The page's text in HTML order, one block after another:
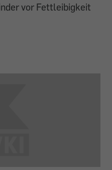
vor Fettleibigkeit